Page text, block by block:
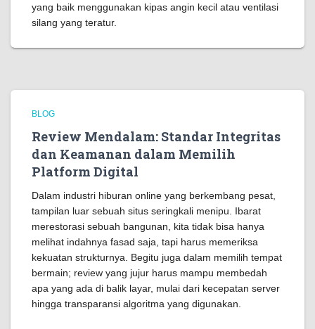
yang baik menggunakan kipas angin kecil atau ventilasi
silang yang teratur.
BLOG
Review Mendalam: Standar Integritas
dan Keamanan dalam Memilih
Platform Digital
Dalam industri hiburan online yang berkembang pesat,
tampilan luar sebuah situs seringkali menipu. Ibarat
merestorasi sebuah bangunan, kita tidak bisa hanya
melihat indahnya fasad saja, tapi harus memeriksa
kekuatan strukturnya. Begitu juga dalam memilih tempat
bermain; review yang jujur harus mampu membedah
apa yang ada di balik layar, mulai dari kecepatan server
hingga transparansi algoritma yang digunakan.